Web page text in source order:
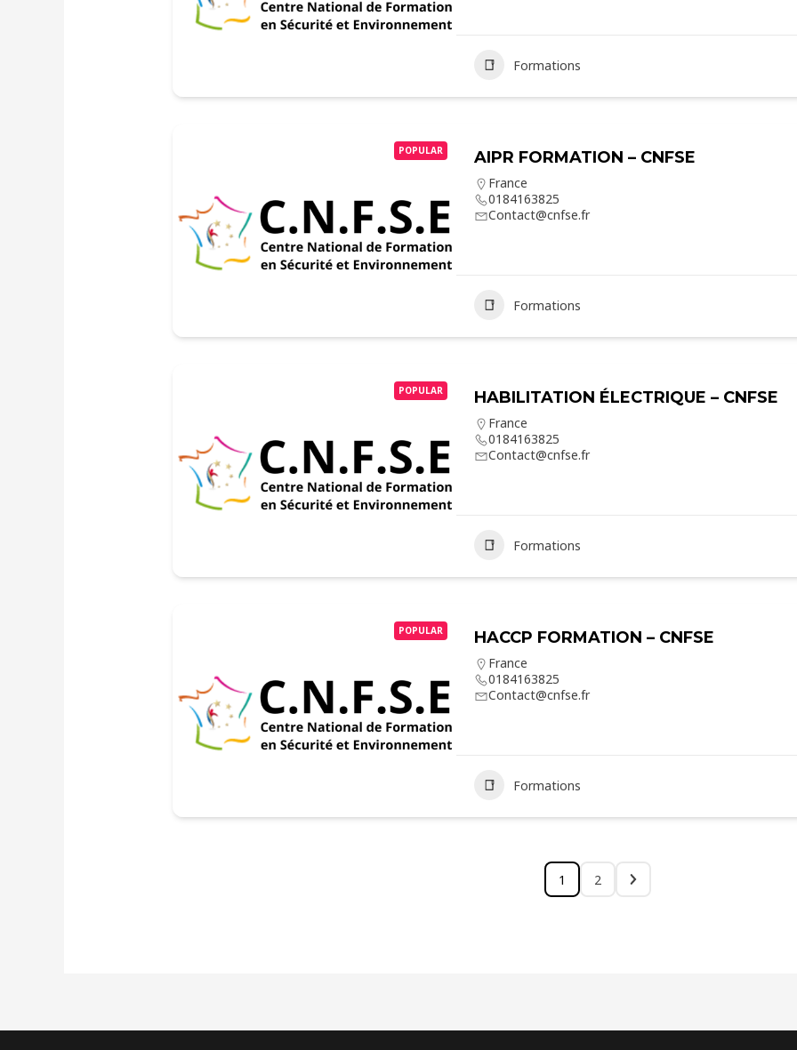
Formations
POPULAR AIPR FORMATION – CNFSE
France
0184163825
Contact@cnfse.fr
Formations
POPULAR HABILITATION ÉLECTRIQUE – CNFSE
France
0184163825
Contact@cnfse.fr
Formations
POPULAR HACCP FORMATION – CNFSE
France
0184163825
Contact@cnfse.fr
Formations
1 2